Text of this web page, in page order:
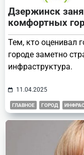
Дзержинск
комфортных
Тем, кто оценивал
городе заметно
инфраструктура.
11.04.2025
ГЛАВНОЕ ГОРОД